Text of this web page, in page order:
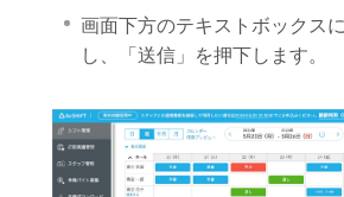
画面下方のテキストボックス
し、「送信」を押下します。